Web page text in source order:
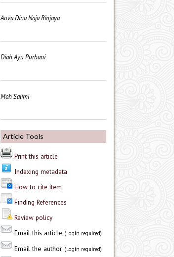
Auva Dina Naja Rinjaya
Diah Ayu Purbani
Moh Salimi
Article Tools
Print this article
Indexing metadata
How to cite item
Finding References
Review policy
Email this article (Login required)
Email the author (Login required)